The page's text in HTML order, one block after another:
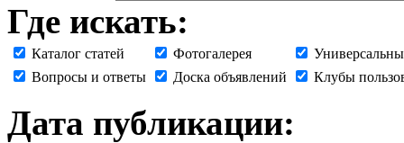
Где искать:
Каталог статей Фотогалерея
Вопросы и ответы
Доска объявлений Клубы
Дата публикации: